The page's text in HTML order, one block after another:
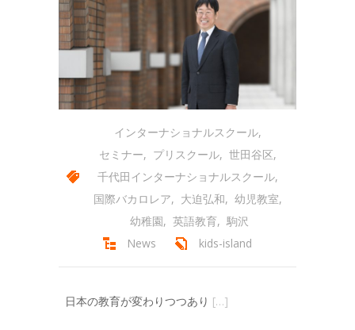
-- プリスクール
-- ミュージック＆ムーブメント
-- キンダークラス
-- アフタースクール
-- サマースクール
-- サマーキャンプ
-- スプリングスクール
アクセス
インターナショナルスクール,
セミナー, プリスクール, 世田谷区,
千代田インターナショナルスクール,
国際バカロレア, 大迫弘和, 幼児教室,
幼稚園, 英語教育, 駒沢
News
kids-island
日本の教育が変わりつつあり […]